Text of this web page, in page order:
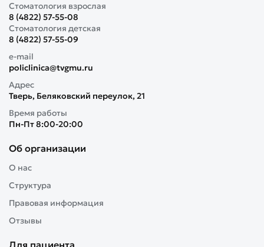
8 (4822) 57-55-08
Стоматология взрослая
8 (4822) 57-55-09
Стоматология детская
policlinica@tvgmu.ru
e-mail
Тверь, Беляковский переулок, 21
Адрес
Пн-Пт 8:00-20:00
Время работы
Об организации
О нас
Структура
Правовая информация
Отзывы
Для пациента